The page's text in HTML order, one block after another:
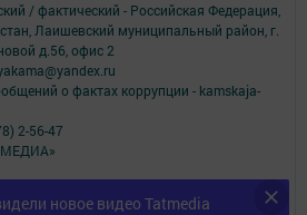
новое видео Tatmedia
/ фактический - Российская Федерация,
Лаишевский муниципальный район, г.
д.56, офис 2
о фактах коррупции - kamskaja-
2-56-47
«cookie»для персонализации сервисов и